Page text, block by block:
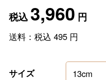
税込3,960 円
送料：税込 495円
サイズ